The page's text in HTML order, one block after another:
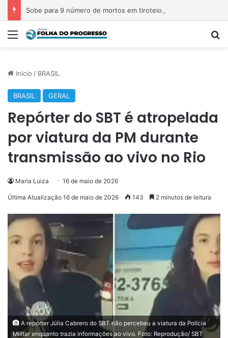
Menu
Início / BRASIL
BRASIL GERAL
Repórter do SBT é atropelada
por viatura da PM durante
transmissão ao vivo no Rio
Maria Luiza 16 de maio de 2026
Última Atualização 16 de maio de 2026 143 2 minutos de leitura
A repórter Júlia Cabrero do SBT não percebeu a viatura da Polícia
Militar enquanto trazia informações ao vivo. Foto: Reprodução/ SBT